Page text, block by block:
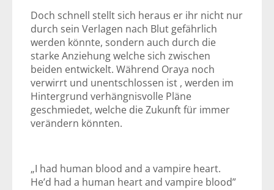
Doch schnell stellt sich heraus er ihr nicht nur
durch sein Verlagen nach Blut gefährlich
werden könnte, sondern auch durch die
starke Anziehung welche sich zwischen
beiden entwickelt. Während Oraya noch
verwirrt und unentschlossen ist , werden im
Hintergrund verhängnisvolle Pläne
geschmiedet, welche die Zukunft für immer
verändern könnten.
„I had human blood and a vampire heart.
He’d had a human heart and vampire blood”